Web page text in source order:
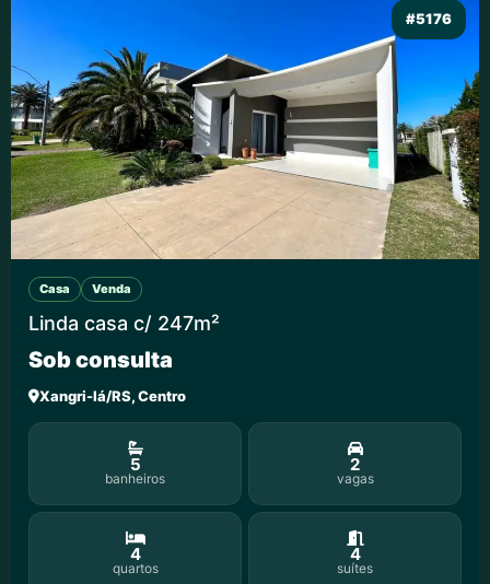
#5176
Casa Venda
Linda casa c/ 247m²
Sob consulta
Xangri-lá/RS, Centro
5
banheiros
2
vagas
4
quartos
4
suítes